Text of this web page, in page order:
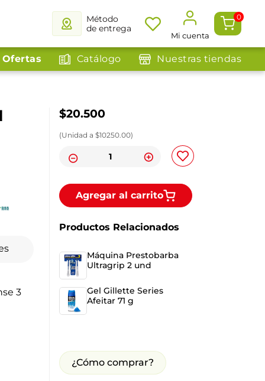
Método
de entrega
Mi cuenta
0
Ofertas Catálogo Nuestras tiendas
3
$20.500
(Unidad a $10250.00)
Agregar al carrito
Productos Relacionados
Máquina Prestobarba
Ultragrip 2 und
Gel Gillette Series
Afeitar 71 g
¿Cómo comprar?